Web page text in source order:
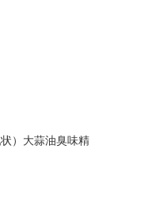
）大蒜油臭味精